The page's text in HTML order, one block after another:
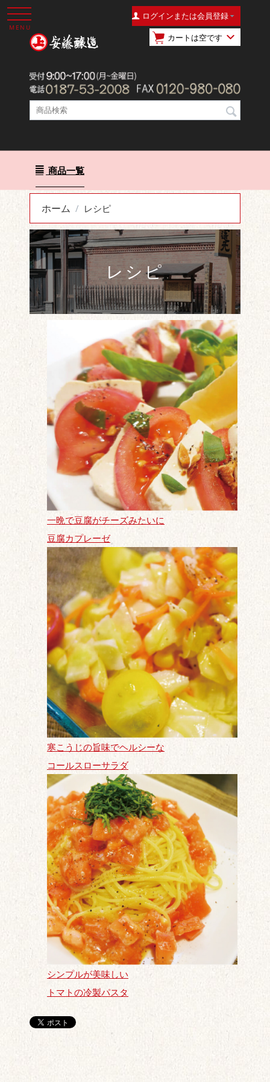
ログインまたは会員登録
カートは空です
MENU
商品一覧
ホーム / レシピ
レシピ
一晩で豆腐がチーズみたいに
豆腐カプレーゼ
寒こうじの旨味でヘルシーな
コールスローサラダ
シンプルが美味しい
トマトの冷製パスタ